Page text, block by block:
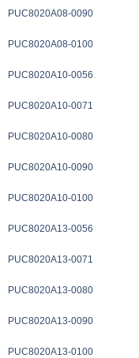
PUC8020A08-0090
PUC8020A08-0100
PUC8020A10-0056
PUC8020A10-0071
PUC8020A10-0080
PUC8020A10-0090
PUC8020A10-0100
PUC8020A13-0056
PUC8020A13-0071
PUC8020A13-0080
PUC8020A13-0090
PUC8020A13-0100